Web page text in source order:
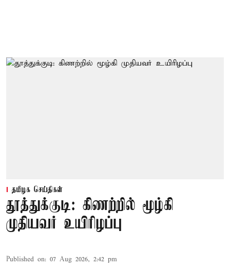
தமிழக செய்திகள்
தூத்துக்குடி: கிணற்றில் மூழ்கி
முதியவர் உயிரிழப்பு
Published on: 07 Aug 2026, 2:42 pm